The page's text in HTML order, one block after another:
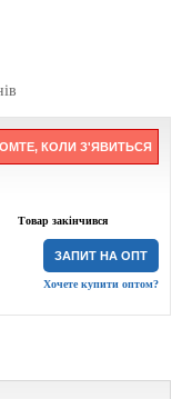
КОЛИ З'ЯВИТЬСЯ
Товар закінчився
ЗАПИТ НА ОПТ
Хочете купити оптом?